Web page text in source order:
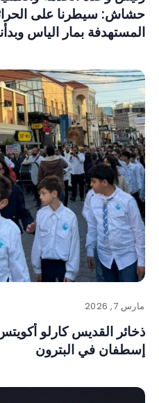
حشاش: سيطرنا على
المستهدفة بمار الياس
مارس 7, 2026
ذخائر القديس كارلو
إسطفان في البترون